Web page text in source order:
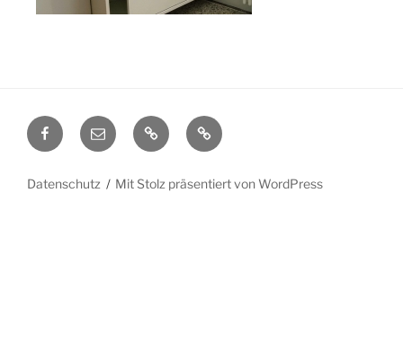
Facebook
E-
Mail
DatenschutzImpressum
Datenschutz Mit Stolz präsentiert von WordPress